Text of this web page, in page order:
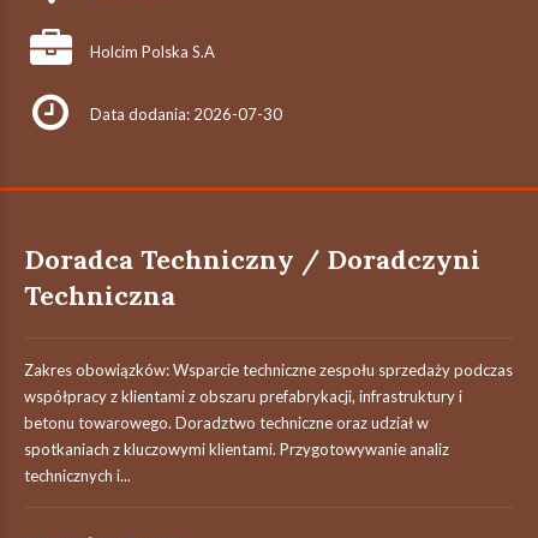
Holcim Polska S.A
Data dodania: 2026-07-30
Doradca Techniczny / Doradczyni
Techniczna
Zakres obowiązków: Wsparcie techniczne zespołu sprzedaży podczas
współpracy z klientami z obszaru prefabrykacji, infrastruktury i
betonu towarowego. Doradztwo techniczne oraz udział w
spotkaniach z kluczowymi klientami. Przygotowywanie analiz
technicznych i...